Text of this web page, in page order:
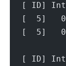
[ ID]
[  5]
[  5]
[ ID]